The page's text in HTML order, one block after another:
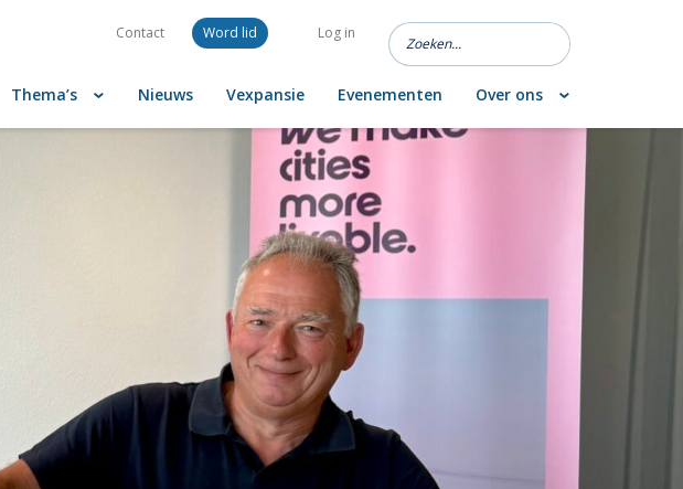
Contact Word lid Log in
Thema’s Nieuws Vexpansie Evenementen Over ons